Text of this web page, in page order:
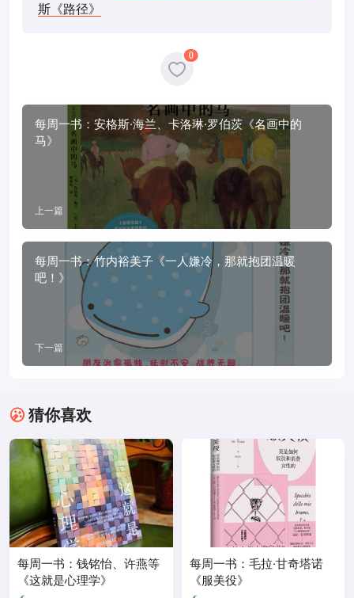
斯《路径》
0
每周一书：安格斯·海兰、卡洛琳·罗伯茨《名画中的
马》
上一篇
每周一书：竹内裕美子《一人嫌冷，那就抱团温暖
吧！》
下一篇
猜你喜欢
每周一书：钱铭怡、许燕等
《这就是心理学》
每周一书：毛拉·甘奇塔诺
《服美役》